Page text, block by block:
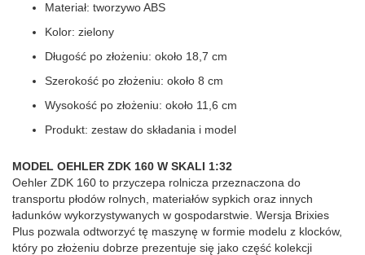
Materiał: tworzywo ABS
Kolor: zielony
Długość po złożeniu: około 18,7 cm
Szerokość po złożeniu: około 8 cm
Wysokość po złożeniu: około 11,6 cm
Produkt: zestaw do składania i model
MODEL OEHLER ZDK 160 W SKALI 1:32
Oehler ZDK 160 to przyczepa rolnicza przeznaczona do
transportu płodów rolnych, materiałów sypkich oraz innych
ładunków wykorzystywanych w gospodarstwie. Wersja Brixies
Plus pozwala odtworzyć tę maszynę w formie modelu z klocków,
który po złożeniu dobrze prezentuje się jako część kolekcji